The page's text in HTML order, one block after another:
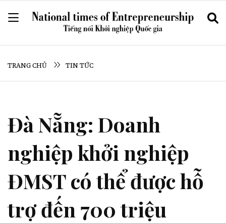
TRANG CHỦ TIN TỨC
Đà Nẵng: Doanh
nghiệp khởi nghiệp
ĐMST có thể được hỗ
trợ đến 700 triệu